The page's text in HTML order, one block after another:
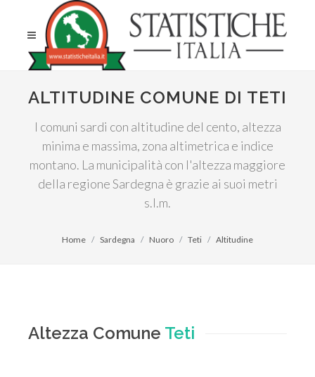
ALTITUDINE COMUNE DI TETI
I comuni sardi con altitudine del cento, altezza
minima e massima, zona altimetrica e indice
montano. La municipalità con l'altezza maggiore
della regione Sardegna è grazie ai suoi metri
s.l.m.
Home Sardegna Nuoro Teti Altitudine
Altezza Comune Teti